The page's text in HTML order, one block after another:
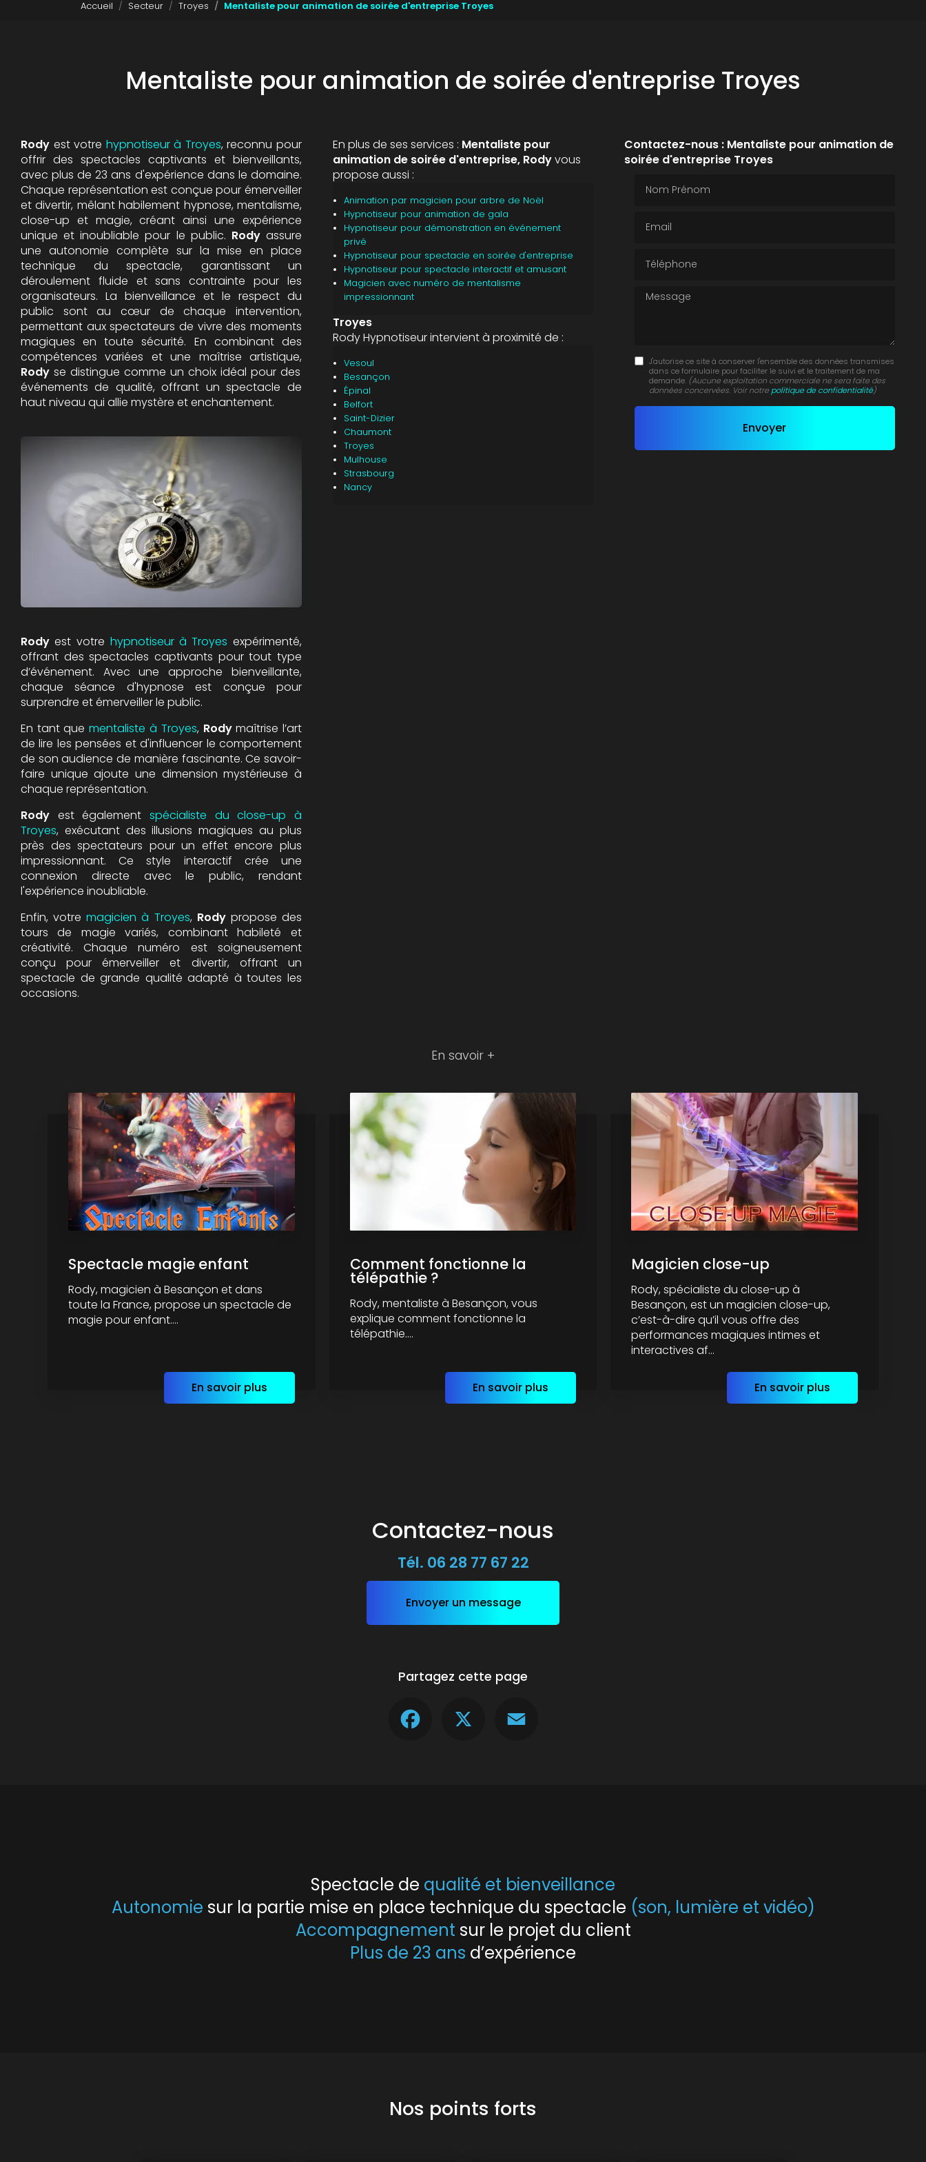
Accueil Secteur Troyes Mentaliste pour animation de soirée d'entreprise Troyes
Mentaliste pour animation de soirée d'entreprise Troyes
Rody est votre hypnotiseur à Troyes, reconnu pour
offrir des spectacles captivants et bienveillants,
avec plus de 23 ans d'expérience dans le domaine.
Chaque représentation est conçue pour émerveiller
et divertir, mêlant habilement hypnose, mentalisme,
close-up et magie, créant ainsi une expérience
unique et inoubliable pour le public. Rodyassure
une autonomie complète sur la mise en place
technique du spectacle, garantissant un
déroulement fluide et sans contrainte pour les
organisateurs. La bienveillance et le respect du
public sont au cœur de chaque intervention,
permettant aux spectateurs de vivre des moments
magiques en toute sécurité. En combinant des
compétences variées et une maîtrise artistique,
Rody se distingue comme un choix idéal pour des
événements de qualité, offrant un spectacle de
haut niveau qui allie mystère et enchantement.
Rody est votre hypnotiseur à Troyes expérimenté,
offrant des spectacles captivants pour tout type
d’événement. Avec une approche bienveillante,
chaque séance d'hypnose est conçue pour
surprendre et émerveiller le public.
En tant quementaliste à Troyes, Rodymaîtrise l’art
de lire les pensées et d'influencer le comportement
de son audience de manière fascinante. Ce savoir-
faire unique ajoute une dimension mystérieuse à
chaque représentation.
Rody est également spécialiste du close-up à
Troyes, exécutant des illusions magiques au plus
près des spectateurs pour un effet encore plus
impressionnant. Ce style interactif crée une
connexion directe avec le public, rendant
l'expérience inoubliable.
Enfin, votremagicien à Troyes, Rodypropose des
tours de magie variés, combinant habileté et
créativité. Chaque numéro est soigneusement
conçu pour émerveiller et divertir, offrant un
spectacle de grande qualité adapté à toutes les
occasions.
En plus de ses services : Mentaliste pour
animation de soirée d'entreprise, Rodyvous
propose aussi :
Animation par magicien pour arbre de Noël
Hypnotiseur pour animation de gala
Hypnotiseur pour démonstration en événement
privé
Hypnotiseur pour spectacle en soirée d'entreprise
Hypnotiseur pour spectacle interactif et amusant
Magicien avec numéro de mentalisme
impressionnant
Troyes
Rody Hypnotiseur intervient à proximité de :
Vesoul
Besançon
Épinal
Belfort
Saint-Dizier
Chaumont
Troyes
Mulhouse
Strasbourg
Nancy
Contactez-nous : Mentaliste pour animation de
soirée d'entreprise Troyes
Message
J'autorise ce site à conserver l'ensemble des données transmises
dans ce formulaire pour faciliter le suivi et le traitement de ma
demande. (Aucune exploitation commerciale ne sera faite des
données concervées. Voir notre politique de confidentialité)
En savoir +
Spectacle magie enfant
Rody, magicien à Besançon et dans
toute la France, propose un spectacle de
magie pour enfant....
En savoir plus
Comment fonctionne la
télépathie ?
Rody, mentaliste à Besançon, vous
explique comment fonctionne la
télépathie....
En savoir plus
Magicien close-up
Rody, spécialiste du close-up à
Besançon, est un magicien close-up,
c’est-à-dire qu’il vous offre des
performances magiques intimes et
interactives af...
En savoir plus
Contactez-nous
Tél. 06 28 77 67 22
Envoyer un message
Partagez cette page
Spectacle de qualité et bienveillance
Autonomie sur la partie mise en place technique du spectacle (son, lumière et vidéo)
Accompagnement sur le projet du client
Plus de 23 ans d’expérience
Nos points forts